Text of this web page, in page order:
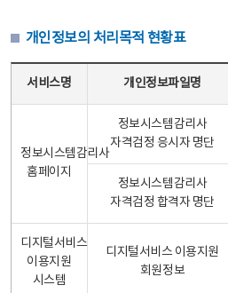
개인정보의 처리목적 현황표
서비스명 개인정보파일명
정보시스템감리사
홈페이지
정보시스템감리사
자격검정 응시자 명단
정보시스템감리사
자격검정 합격자 명단
디지털서비스
이용지원
시스템
디지털서비스 이용지원
회원정보